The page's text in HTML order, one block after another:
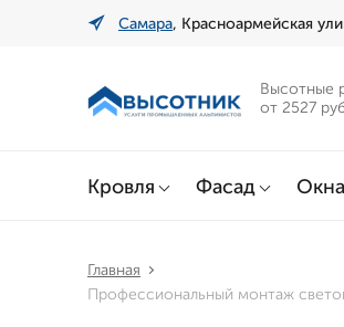
Самара, Красноармейская
Высотные
от 2527
Кровля Фасад Окна
Главная
Профессиональный монтаж